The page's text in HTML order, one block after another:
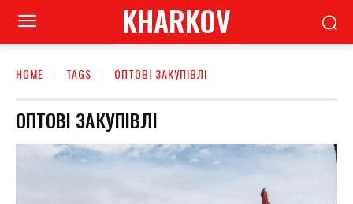
KHARKOV
HOME TAGS ОПТОВІ ЗАКУПІВЛІ
ОПТОВІ ЗАКУПІВЛІ